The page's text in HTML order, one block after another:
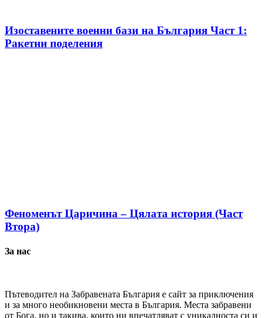
Изоставените военни бази на България Част 1:
Ракетни поделения
Феноменът Царичина – Цялата история (Част
Втора)
За нас
Пътеводител на Забравената България е сайт за приключения
и за много необикновени места в България. Места забравени
от Бога, но и такива, които ни впечатляват с уникалноста си и